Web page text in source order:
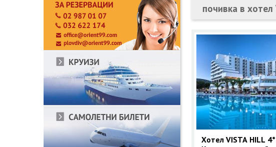
почивка в
Хотел VISTA HILL